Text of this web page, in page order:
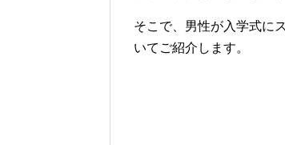
そこで、男性が入学式に
いてご紹介します。